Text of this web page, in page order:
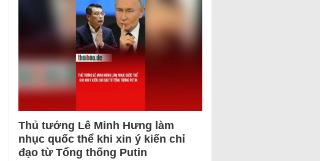
Thủ tướng Lê Minh Hưng làm
nhục quốc thể khi xin ý kiến chỉ
đạo từ Tổng thống Putin